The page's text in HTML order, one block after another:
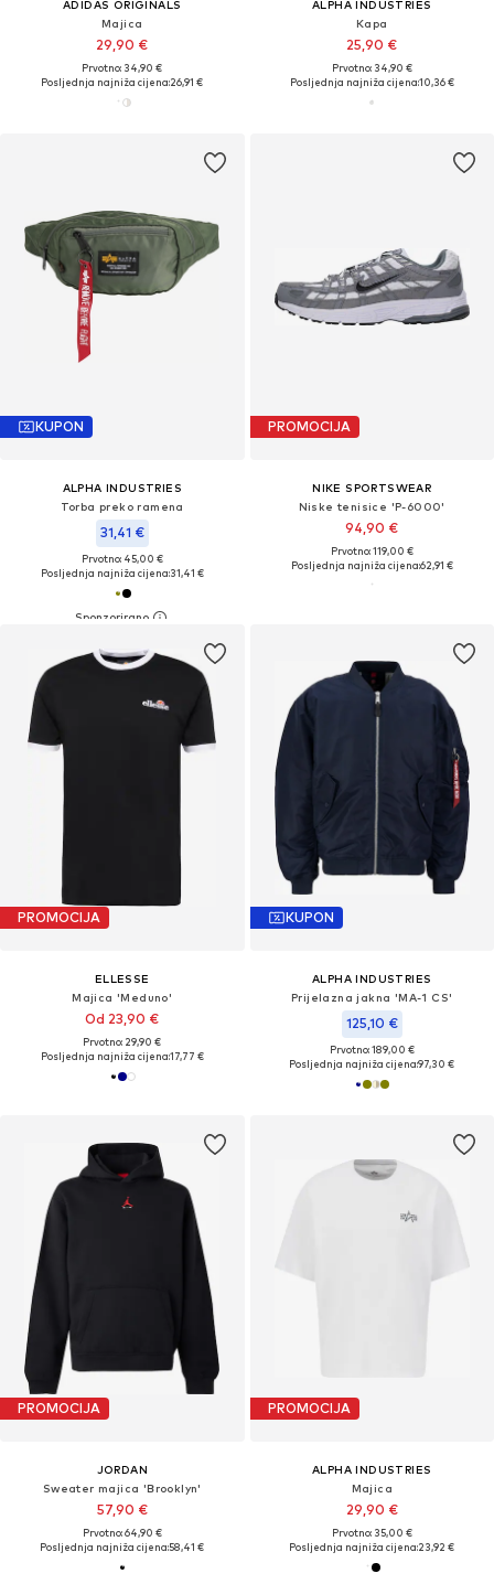
ADIDAS ORIGINALS
Majica
29,90 €
Prvotno: 34,90 €
Posljednja najniža cijena:26,91 €
ALPHA INDUSTRIES
Kapa
25,90 €
Prvotno: 34,90 €
Posljednja najniža cijena:10,36 €
KUPON
ALPHA INDUSTRIES
Torba preko ramena
31,41 €
Prvotno: 45,00 €
Posljednja najniža cijena:31,41 €
PROMOCIJA
NIKE SPORTSWEAR
Niske tenisice 'P-6000'
94,90 €
Prvotno: 119,00 €
Posljednja najniža cijena:62,91 €
PROMOCIJA
ELLESSE
Majica 'Meduno'
Od 23,90 €
Prvotno: 29,90 €
Posljednja najniža cijena:17,77 €
KUPON
ALPHA INDUSTRIES
Prijelazna jakna 'MA-1 CS'
125,10 €
Prvotno: 189,00 €
Posljednja najniža cijena:97,30 €
PROMOCIJA
JORDAN
Sweater majica 'Brooklyn'
57,90 €
Prvotno: 64,90 €
Posljednja najniža cijena:58,41 €
PROMOCIJA
ALPHA INDUSTRIES
Majica
29,90 €
Prvotno: 35,00 €
Posljednja najniža cijena:23,92 €